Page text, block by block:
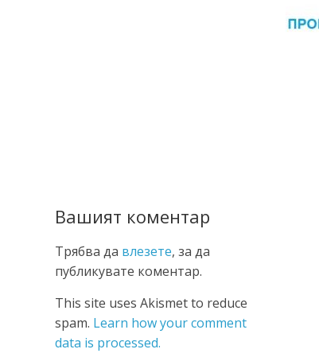
Вашият коментар
Трябва да влезете, за да
публикувате коментар.
This site uses Akismet to reduce
spam. Learn how your comment
data is processed.